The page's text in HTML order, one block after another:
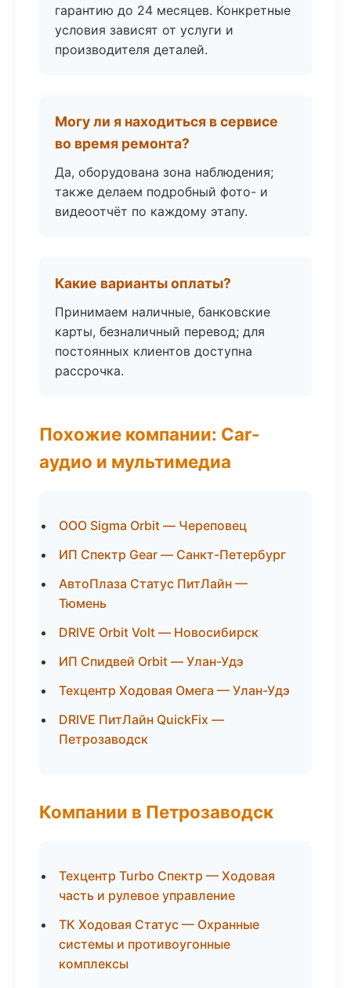
гарантию до 24 месяцев. Конкретные
условия зависят от услуги и
производителя деталей.
Могу ли я находиться в сервисе
во время ремонта?
Да, оборудована зона наблюдения;
также делаем подробный фото- и
видеоотчёт по каждому этапу.
Какие варианты оплаты?
Принимаем наличные, банковские
карты, безналичный перевод; для
постоянных клиентов доступна
рассрочка.
Похожие компании: Car-
аудио и мультимедиа
ООО Sigma Orbit — Череповец
ИП Спектр Gear — Санкт-Петербург
АвтоПлаза Статус ПитЛайн —
Тюмень
DRIVE Orbit Volt — Новосибирск
ИП Спидвей Orbit — Улан-Удэ
Техцентр Ходовая Омега — Улан-Удэ
DRIVE ПитЛайн QuickFix —
Петрозаводск
Компании в Петрозаводск
Техцентр Turbo Спектр — Ходовая
часть и рулевое управление
ТК Ходовая Статус — Охранные
системы и противоугонные
комплексы